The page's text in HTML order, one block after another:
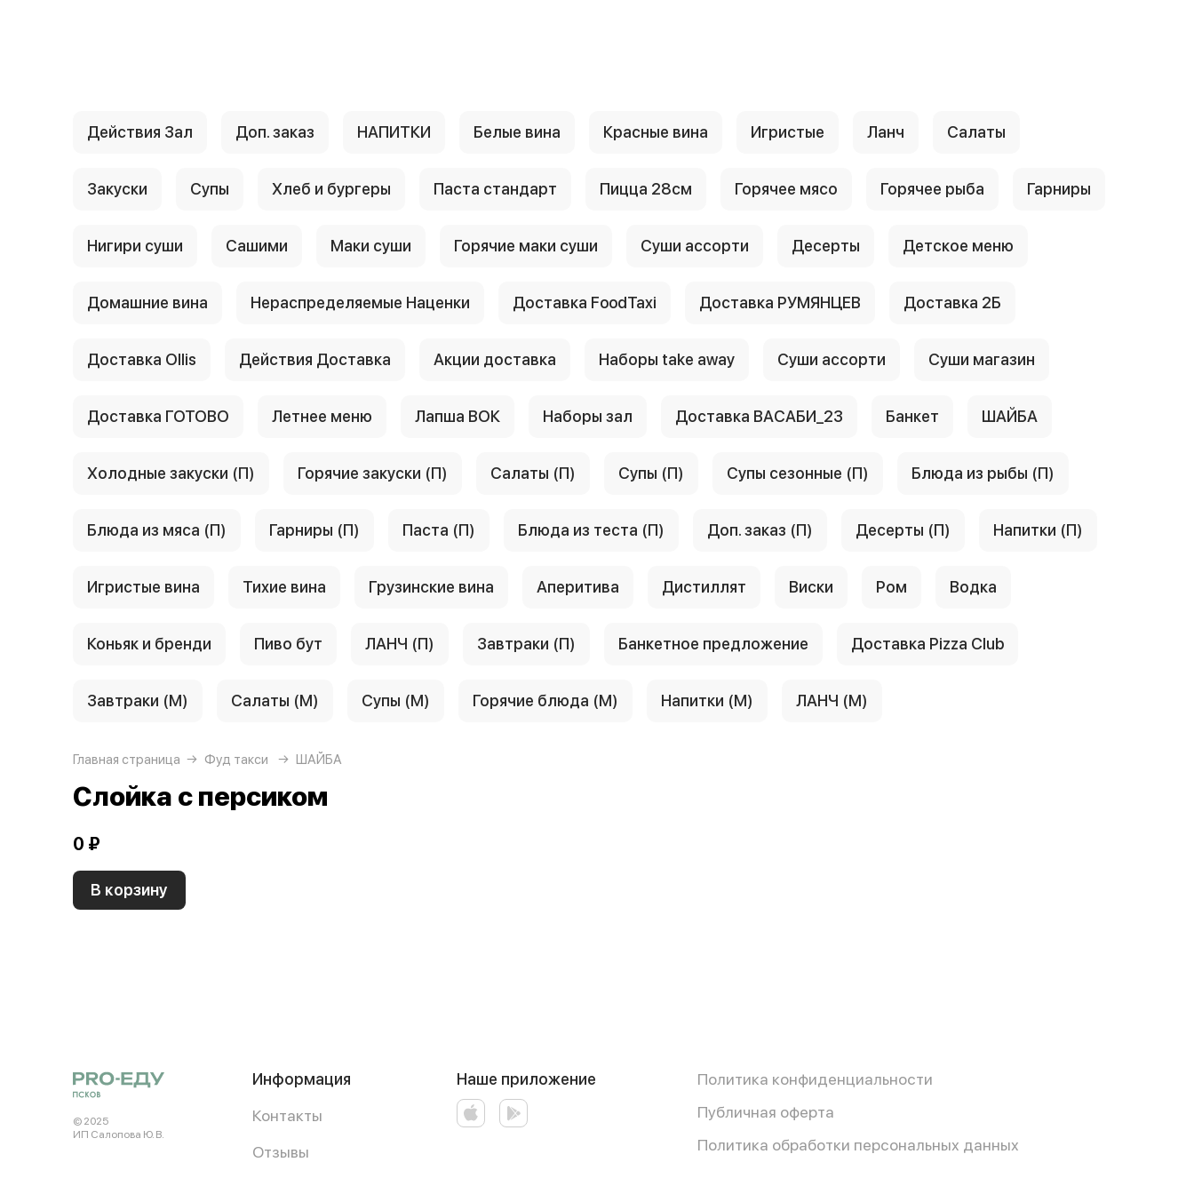
Действия Зал Доп. заказ НАПИТКИ Белые вина Красные вина Игристые Ланч Салаты
Закуски Супы Хлеб и бургеры Паста стандарт Пицца 28см Горячее мясо Горячее рыба Гарниры
Нигири суши Сашими Маки суши Горячие маки суши Суши ассорти Десерты Детское меню
Домашние вина Нераспределяемые Наценки Доставка FoodTaxi Доставка РУМЯНЦЕВ Доставка 2Б
Доставка Ollis Действия Доставка Акции доставка Наборы take away Суши ассорти Суши магазин
Доставка ГОТОВО Летнее меню Лапша ВОК Наборы зал Доставка ВАСАБИ_23 Банкет ШАЙБА
Холодные закуски (П) Горячие закуски (П) Салаты (П) Супы (П) Супы сезонные (П) Блюда из рыбы (П)
Блюда из мяса (П) Гарниры (П) Паста (П) Блюда из теста (П) Доп. заказ (П) Десерты (П) Напитки (П)
Игристые вина Тихие вина Грузинские вина Аперитива Дистиллят Виски Ром Водка
Коньяк и бренди Пиво бут ЛАНЧ (П) Завтраки (П) Банкетное предложение Доставка Pizza Club
Завтраки (М) Салаты (М) Супы (М) Горячие блюда (М) Напитки (М) ЛАНЧ (М)
Главная страница Фуд такси ШАЙБА
Слойка с персиком
0 ₽
В корзину
© 2025
ИП Салопова Ю. В.
Информация
Контакты
Отзывы
Наше приложение
Политика конфиденциальности
Публичная оферта
Политика обработки персональных данных